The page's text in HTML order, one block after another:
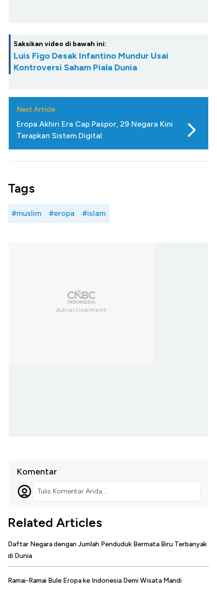
Saksikan video di bawah ini:
Luis Figo Desak Infantino Mundur Usai
Kontroversi Saham Piala Dunia
Next Article
Eropa Akhiri Era Cap Paspor, 29 Negara Kini
Terapkan Sistem Digital
Tags
#muslim #eropa #islam
Komentar
Tulis Komentar Anda...
Related Articles
Daftar Negara dengan Jumlah Penduduk Bermata Biru Terbanyak
di Dunia
Ramai-Ramai Bule Eropa ke Indonesia Demi Wisata Mandi